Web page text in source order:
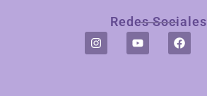
Redes Sociales